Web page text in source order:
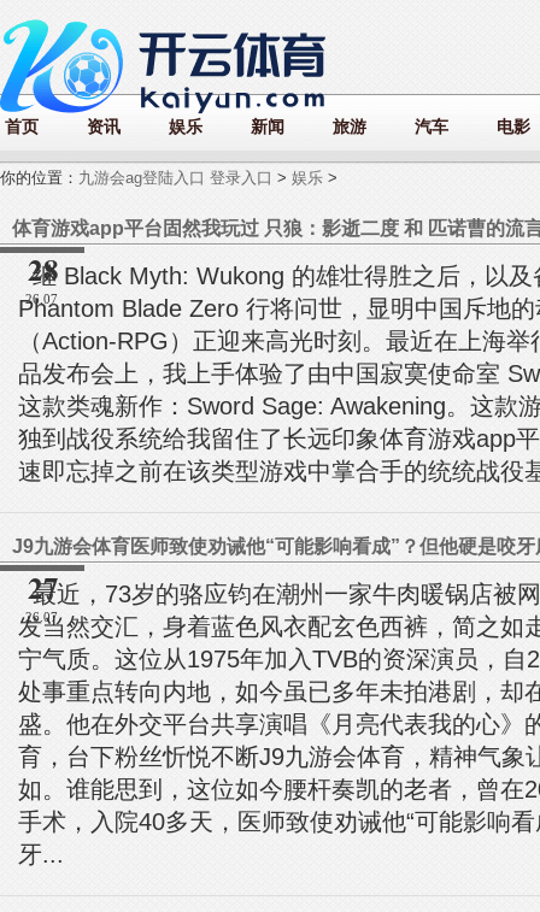
首页 资讯 娱乐 新闻 旅游 汽车 电影
你的位置： 九游会ag登陆入口 登录入口 > 娱乐 >
28
26.07
继 Black Myth: Wukong 的雄壮得胜之后，以及
Phantom Blade Zero 行将问世，显明中国斥地
（Action-RPG）正迎来高光时刻。最近在上海
品发布会上，我上手体验了由中国寂寞使命室
这款类魂新作：Sword Sage: Awakening。这款
独到战役系统给我留住了长远印象体育游戏app
速即忘掉之前在该类型游戏中掌合手的统统战役
27
26.07
最近，73岁的骆应钧在潮州一家牛肉暖锅店被
发当然交汇，身着蓝色风衣配玄色西裤，简之如
宁气质。这位从1975年加入TVB的资深演员，自
处事重点转向内地，如今虽已多年未拍港剧，却
盛。他在外交平台共享演唱《月亮代表我的心》
育，台下粉丝忻悦不断J9九游会体育，精神气象
如。谁能思到，这位如今腰杆奏凯的老者，曾在
手术，入院40多天，医师致使劝诫他“可能影响
牙...